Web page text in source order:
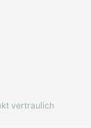
vertraulich